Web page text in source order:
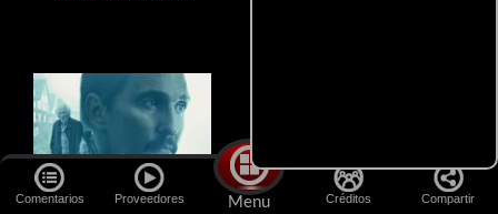
Comentarios Proveedores Menu Créditos Compartir